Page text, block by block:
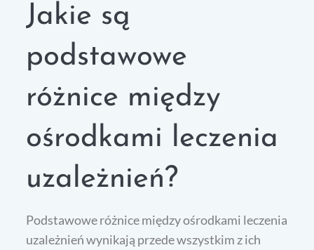
Jakie są
podstawowe
różnice między
ośrodkami leczenia
uzależnień?
Podstawowe różnice między ośrodkami leczenia
uzależnień wynikają przede wszystkim z ich